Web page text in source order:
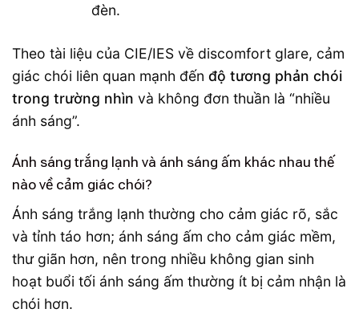
đèn.
Theo tài liệu của CIE/IES về discomfort glare, cảm
giác chói liên quan mạnh đến độ tương phản chói
trong trường nhìn và không đơn thuần là “nhiều
ánh sáng”.
Ánh sáng trắng lạnh và ánh sáng ấm khác nhau thế
nào về cảm giác chói?
Ánh sáng trắng lạnh thường cho cảm giác rõ, sắc
và tỉnh táo hơn; ánh sáng ấm cho cảm giác mềm,
thư giãn hơn, nên trong nhiều không gian sinh
hoạt buổi tối ánh sáng ấm thường ít bị cảm nhận là
chói hơn.